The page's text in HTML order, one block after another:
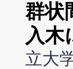
群状
入木
立大